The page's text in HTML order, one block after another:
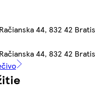
44, 832 42
44, 832 42